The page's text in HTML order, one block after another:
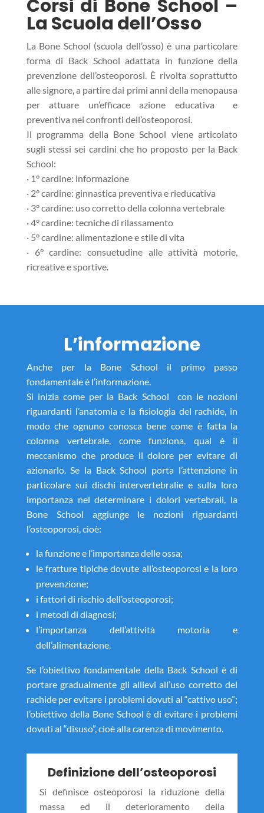
Corsi di Bone School –
La Scuola dell’Osso
La Bone School (scuola dell’osso) è una particolare
forma di Back School adattata in funzione della
prevenzione dell’osteoporosi. È rivolta soprattutto
alle signore, a partire dai primi anni della menopausa
per attuare un’efficace azione educativa e
preventiva nei confronti dell’osteoporosi.
Il programma della Bone School viene articolato
sugli stessi sei cardini che ho proposto per la Back
School:
· 1° cardine: informazione
· 2° cardine: ginnastica preventiva e rieducativa
· 3° cardine: uso corretto della colonna vertebrale
· 4° cardine: tecniche di rilassamento
· 5° cardine: alimentazione e stile di vita
· 6° cardine: consuetudine alle attività motorie,
ricreative e sportive.
L’informazione
Anche per la Bone School il primo passo
fondamentale è l’informazione.
Si inizia come per la Back School con le nozioni
riguardanti l’anatomia e la fisiologia del rachide, in
modo che ognuno conosca bene come è fatta la
colonna vertebrale, come funziona, qual è il
meccanismo che produce il dolore per evitare di
azionarlo. Se la Back School porta l’attenzione in
particolare sui dischi intervertebralie e sulla loro
importanza nel determinare i dolori vertebrali, la
Bone School aggiunge le nozioni riguardanti
l’osteoporosi, cioè:
la funzione e l’importanza delle ossa;
le fratture tipiche dovute all’osteoporosi e la loro
prevenzione;
i fattori di rischio dell’osteoporosi;
i metodi di diagnosi;
l’importanza dell’attività motoria e
dell’alimentazione.
Se l’obiettivo fondamentale della Back School è di
portare gradualmente gli allievi all’uso corretto del
rachide per evitare i problemi dovuti al “cattivo uso”;
l’obiettivo della Bone School è di evitare i problemi
dovuti al “disuso”, cioè alla carenza di movimento.
Definizione dell’osteoporosi
Si definisce osteoporosi la riduzione della
massa ed il deterioramento della